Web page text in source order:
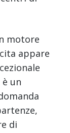
motore
appare
un
di